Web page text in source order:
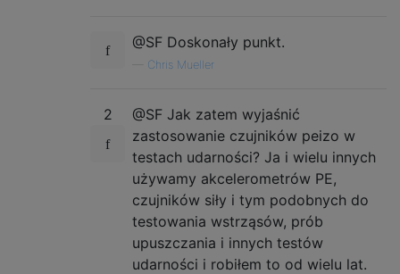
@SF Doskonały punkt.
Chris Mueller
2
@SF Jak zatem wyjaśnić
zastosowanie czujników peizo w
testach udarności? Ja i wielu innych
używamy akcelerometrów PE,
czujników siły i tym podobnych do
testowania wstrząsów, prób
upuszczania i innych testów
udarności i robiłem to od wielu lat.